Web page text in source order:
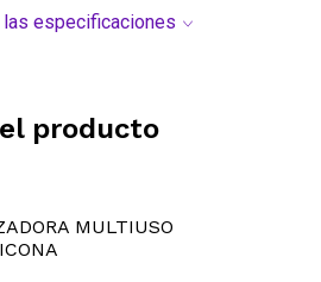
especificaciones
producto
MULTIUSO